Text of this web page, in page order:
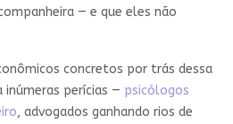
— e que eles não
concretos por trás dessa
inúmeras perícias — psicólogos
, advogados ganhando rios de